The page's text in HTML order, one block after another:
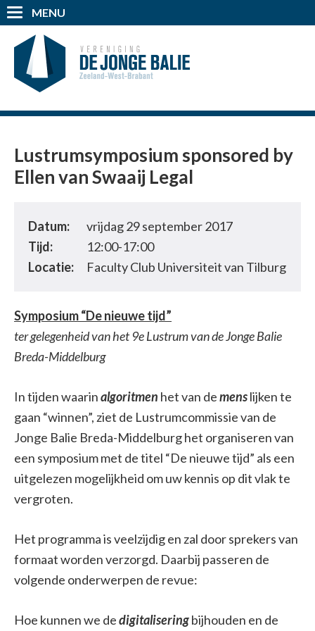
MENU
Lustrumsymposium sponsored by
Ellen van Swaaij Legal
Datum:
vrijdag 29 september 2017
Tijd:
12:00-17:00
Locatie:
Faculty Club Universiteit van Tilburg
Symposium “De nieuwe tijd”
ter gelegenheid van het 9e Lustrum van de Jonge Balie
Breda-Middelburg
In tijden waarinalgoritmen het van demenslijken te
gaan “winnen”, ziet de Lustrumcommissie van de
Jonge Balie Breda-Middelburg het organiseren van
een symposium met de titel “De nieuwe tijd” als een
uitgelezen mogelijkheid om uw kennis op dit vlak te
vergroten.
Het programma is veelzijdig en zal door sprekers van
formaat worden verzorgd. Daarbij passeren de
volgende onderwerpen de revue:
Hoe kunnen we dedigitaliseringbijhouden en de